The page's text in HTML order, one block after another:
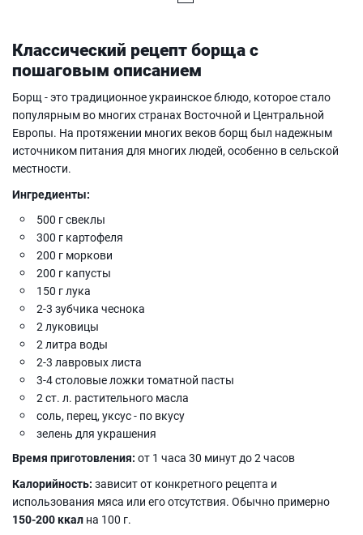
Классический рецепт борща с
пошаговым описанием
Борщ - это традиционное украинское блюдо, которое стало
популярным во многих странах Восточной и Центральной
Европы. На протяжении многих веков борщ был надежным
источником питания для многих людей, особенно в сельской
местности.
Ингредиенты:
500 г свеклы
300 г картофеля
200 г моркови
200 г капусты
150 г лука
2-3 зубчика чеснока
2 луковицы
2 литра воды
2-3 лавровых листа
3-4 столовые ложки томатной пасты
2 ст. л. растительного масла
соль, перец, уксус - по вкусу
зелень для украшения
Время приготовления: от 1 часа 30 минут до 2 часов
Калорийность: зависит от конкретного рецепта и
использования мяса или его отсутствия. Обычно примерно
150-200 ккал на 100 г.